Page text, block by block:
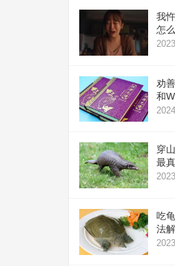
我
怎
劝
和
穿
最
吃
法